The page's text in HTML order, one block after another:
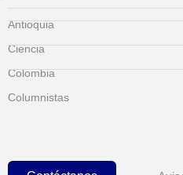
Antioquia
Ciencia
Colombia
Columnistas